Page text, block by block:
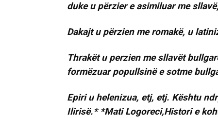
duke u përzier e asimiluar me
Dakajt u përzien me romakë, u
Thrakët u perzien me sllavët
formëzuar popullsinë e sotme
Epiri u helenizua, etj, etj. Kështu
Ilirisë.* *Mati Logoreci,Histori e